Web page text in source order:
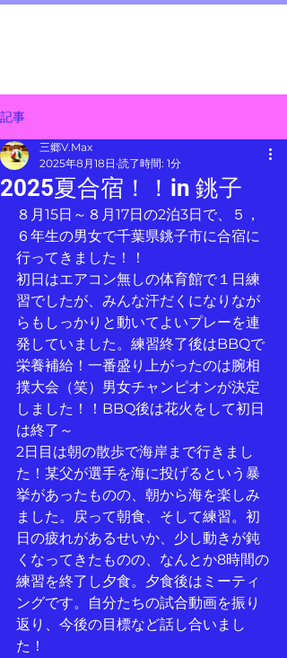
記事
2025夏合宿！！in 銚子
三郷V.Max
2025年8月18日 読了時間: 1分
８月15日～８月17日の2泊3日で、５，
６年生の男女で千葉県銚子市に合宿に
行ってきました！！
初日はエアコン無しの体育館で１日練
習でしたが、みんな汗だくになりなが
らもしっかりと動いてよいプレーを連
発していました。練習終了後はBBQで
栄養補給！一番盛り上がったのは腕相
撲大会（笑）男女チャンピオンが決定
しました！！BBQ後は花火をして初日
は終了～
2日目は朝の散歩で海岸まで行きまし
た！某父が選手を海に投げるという暴
挙があったものの、朝から海を楽しみ
ました。戻って朝食、そして練習。初
日の疲れがあるせいか、少し動きが鈍
くなってきたものの、なんとか8時間の
練習を終了し夕食。夕食後はミーティ
ングです。自分たちの試合動画を振り
返り、今後の目標など話し合いまし
た！